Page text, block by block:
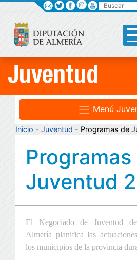
Buscar
Juventud
Menú
Inicio - Juventud - Programas de
Programas
Juventud
El Negociado de Juventud
Almería planifica las
los municipios de la provincia